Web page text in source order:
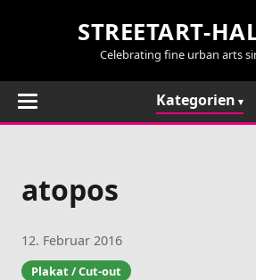
STREETART-
Celebrating fine urban arts
Kategorien
atopos
12. Februar 2016
Plakat / Cut-out